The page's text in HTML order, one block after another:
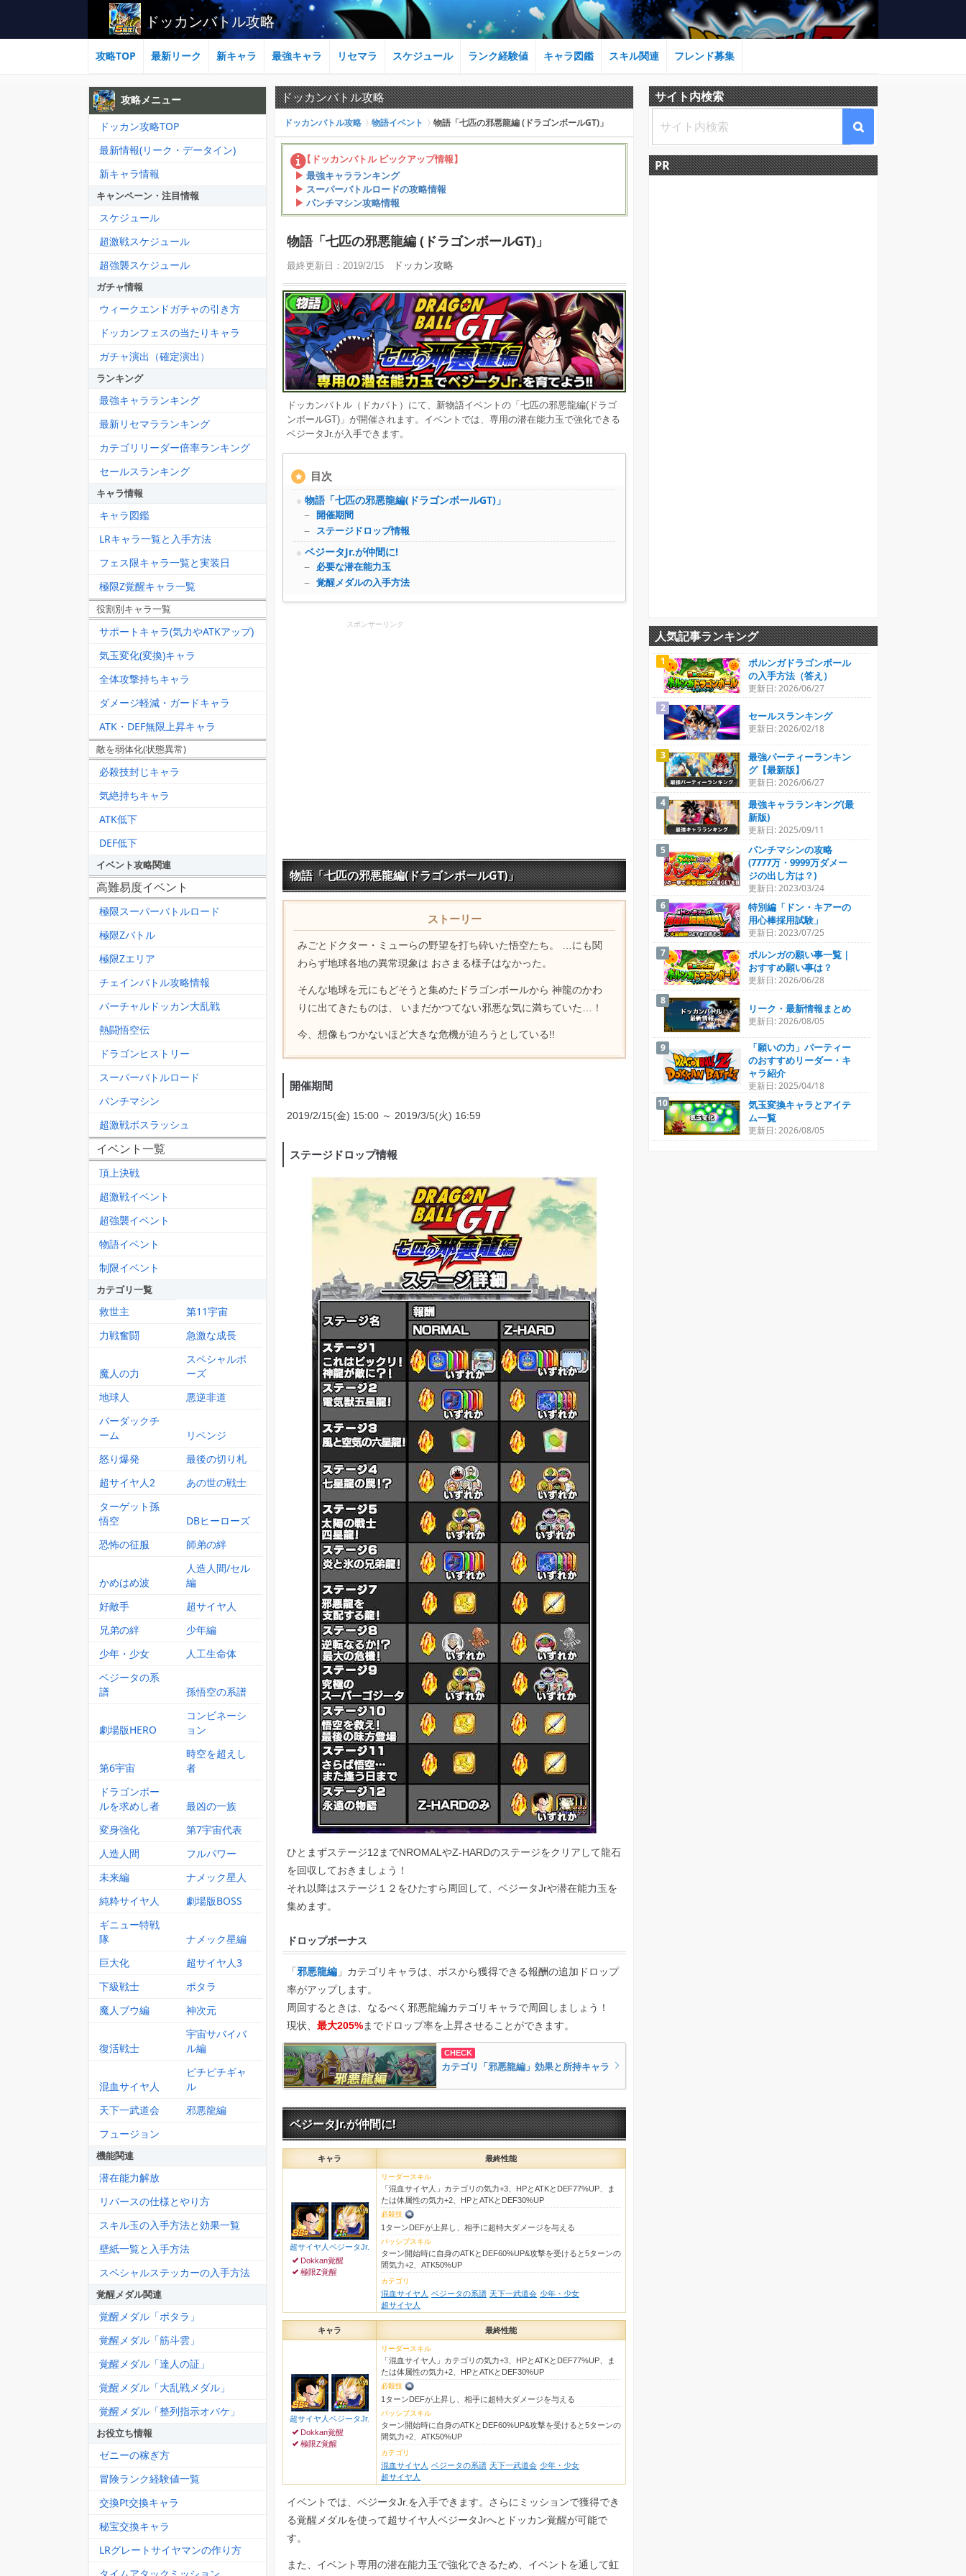
ドッカンバトル攻略
攻略TOP 最新リーク 新キャラ 最強キャラ リセマラ スケジュール ランク経験値 キャラ図鑑 スキル関連 フレンド募集
ドッカンバトル攻略
ドッカンバトル攻略 物語イベント 物語「七匹の邪悪龍編 (ドラゴンボールGT)」
【ドッカンバトル ピックアップ情報】
最強キャラランキング
スーパーバトルロードの攻略情報
パンチマシン攻略情報
物語「七匹の邪悪龍編 (ドラゴンボールGT)」
最終更新日： 2019/2/15 ドッカン攻略
ドッカンバトル（ドカバト）にて、新物語イベントの「七匹の邪悪龍編(ドラゴ
ンボールGT)」が開催されます。イベントでは、専用の潜在能力玉で強化できる
ベジータJr.が入手できます。
目次
物語「七匹の邪悪龍編(ドラゴンボールGT)」
開催期間
ステージドロップ情報
ベジータJr.が仲間に!
必要な潜在能力玉
覚醒メダルの入手方法
スポンサーリンク
物語「七匹の邪悪龍編(ドラゴンボールGT)」
ストーリー
みごとドクター・ミューらの野望を打ち砕いた悟空たち。 …にも関
わらず地球各地の異常現象は おさまる様子はなかった。
そんな地球を元にもどそうと集めたドラゴンボールから 神龍のかわ
りに出てきたものは、 いまだかつてない邪悪な気に満ちていた…！
今、想像もつかないほど大きな危機が迫ろうとしている!!
開催期間
2019/2/15(金) 15:00 ～ 2019/3/5(火) 16:59
ステージドロップ情報
ひとまずステージ12までNROMALやZ-HARDのステージをクリアして龍石
を回収しておきましょう！
それ以降はステージ１２をひたすら周回して、ベジータJrや潜在能力玉を
集めます。
ドロップボーナス
「邪悪龍編 」カテゴリキャラは、ボスから獲得できる報酬の追加ドロップ
率がアップします。
周回するときは、なるべく邪悪龍編カテゴリキャラで周回しましょう！
現状、 最大205%までドロップ率を上昇させることができます。
カテゴリ「邪悪龍編」効果と所持キャラ
ベジータJr.が仲間に!
キャラ 最終性能
超サイヤ人ベジータJr.
Dokkan覚醒
極限Z覚醒
リーダースキル
「混血サイヤ人」カテゴリの気力+3、HPとATKとDEF77%UP、ま
たは体属性の気力+2、HPとATKとDEF30%UP
必殺技
1ターンDEFが上昇し、相手に超特大ダメージを与える
パッシブスキル
ターン開始時に自身のATKとDEF60%UP&攻撃を受けると5ターンの
間気力+2、ATK50%UP
カテゴリ
混血サイヤ人 ベジータの系譜 天下一武道会 少年・少女
超サイヤ人
キャラ 最終性能
超サイヤ人ベジータJr.
Dokkan覚醒
極限Z覚醒
リーダースキル
「混血サイヤ人」カテゴリの気力+3、HPとATKとDEF77%UP、ま
たは体属性の気力+2、HPとATKとDEF30%UP
必殺技
1ターンDEFが上昇し、相手に超特大ダメージを与える
パッシブスキル
ターン開始時に自身のATKとDEF60%UP&攻撃を受けると5ターンの
間気力+2、ATK50%UP
カテゴリ
混血サイヤ人 ベジータの系譜 天下一武道会 少年・少女
超サイヤ人
イベントでは、ベジータJr.を入手できます。さらにミッションで獲得でき
る覚醒メダルを使って超サイヤ人ベジータJrへとドッカン覚醒が可能で
す。
また、イベント専用の潜在能力玉で強化できるため、イベントを通して虹
攻略メニュー
ドッカン攻略TOP
最新情報(リーク・データイン)
新キャラ情報
キャンペーン・注目情報
スケジュール
超激戦スケジュール
超強襲スケジュール
ガチャ情報
ウィークエンドガチャの引き方
ドッカンフェスの当たりキャラ
ガチャ演出（確定演出）
ランキング
最強キャラランキング
最新リセマラランキング
カテゴリリーダー倍率ランキング
セールスランキング
キャラ情報
キャラ図鑑
LRキャラ一覧と入手方法
フェス限キャラ一覧と実装日
極限Z覚醒キャラ一覧
役割別キャラ一覧
サポートキャラ(気力やATKアップ)
気玉変化(変換)キャラ
全体攻撃持ちキャラ
ダメージ軽減・ガードキャラ
ATK・DEF無限上昇キャラ
敵を弱体化(状態異常)
必殺技封じキャラ
気絶持ちキャラ
ATK低下
DEF低下
イベント攻略関連
高難易度イベント
極限スーパーバトルロード
極限Zバトル
極限Zエリア
チェインバトル攻略情報
バーチャルドッカン大乱戦
熱闘悟空伝
ドラゴンヒストリー
スーパーバトルロード
パンチマシン
超激戦ボスラッシュ
イベント一覧
頂上決戦
超激戦イベント
超強襲イベント
物語イベント
制限イベント
カテゴリ一覧
救世主
第11宇宙
力戦奮闘
急激な成長
魔人の力
スペシャルポ
ーズ
地球人
悪逆非道
バーダックチ
ーム
リベンジ
怒り爆発
最後の切り札
超サイヤ人2
あの世の戦士
ターゲット孫
悟空
DBヒーローズ
恐怖の征服
師弟の絆
かめはめ波
人造人間/セル
編
好敵手
超サイヤ人
兄弟の絆
少年編
少年・少女
人工生命体
ベジータの系
譜
孫悟空の系譜
劇場版HERO
コンビネーシ
ョン
第6宇宙
時空を超えし
者
ドラゴンボー
ルを求めし者
最凶の一族
変身強化
第7宇宙代表
人造人間
フルパワー
未来編
ナメック星人
純粋サイヤ人
劇場版BOSS
ギニュー特戦
隊
ナメック星編
巨大化
超サイヤ人3
下級戦士
ポタラ
魔人ブウ編
神次元
復活戦士
宇宙サバイバ
ル編
混血サイヤ人
ピチピチギャ
ル
天下一武道会
邪悪龍編
フュージョン
機能関連
潜在能力解放
リバースの仕様とやり方
スキル玉の入手方法と効果一覧
壁紙一覧と入手方法
スペシャルステッカーの入手方法
覚醒メダル関連
覚醒メダル「ポタラ」
覚醒メダル「筋斗雲」
覚醒メダル「達人の証」
覚醒メダル「大乱戦メダル」
覚醒メダル「整列指示オバケ」
お役立ち情報
ゼニーの稼ぎ方
冒険ランク経験値一覧
交換Pt交換キャラ
秘宝交換キャラ
LRグレートサイヤマンの作り方
サイト内検索
PR
人気記事ランキング
ポルンガドラゴンボール
の入手方法（答え）
更新日: 2026/06/27
セールスランキング
更新日: 2026/02/18
最強パーティーランキン
グ【最新版】
更新日: 2026/06/27
最強キャラランキング(最
新版)
更新日: 2025/09/11
パンチマシンの攻略
(7777万・9999万ダメー
ジの出し方は？)
更新日: 2023/03/24
特別編「ドン・キアーの
用心棒採用試験」
更新日: 2023/07/25
ポルンガの願い事一覧｜
おすすめ願い事は？
更新日: 2026/06/28
リーク・最新情報まとめ
更新日: 2026/08/05
「願いの力」パーティー
のおすすめリーダー・キ
ャラ紹介
更新日: 2025/04/18
気玉変換キャラとアイテ
ム一覧
更新日: 2026/08/05